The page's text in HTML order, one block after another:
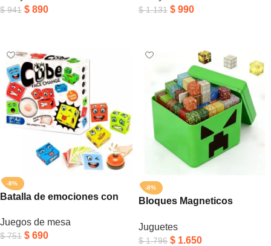
$941 $ 890 $1.131 $ 990
-8%
Batalla de emociones con
Juegos de mesa
$751 $ 690
-8%
Bloques Magneticos
111 Creeper Caja Verde
Juguetes
$1.796 $ 1.650